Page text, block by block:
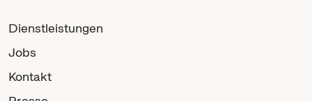
Dienstleistungen
Jobs
Kontakt